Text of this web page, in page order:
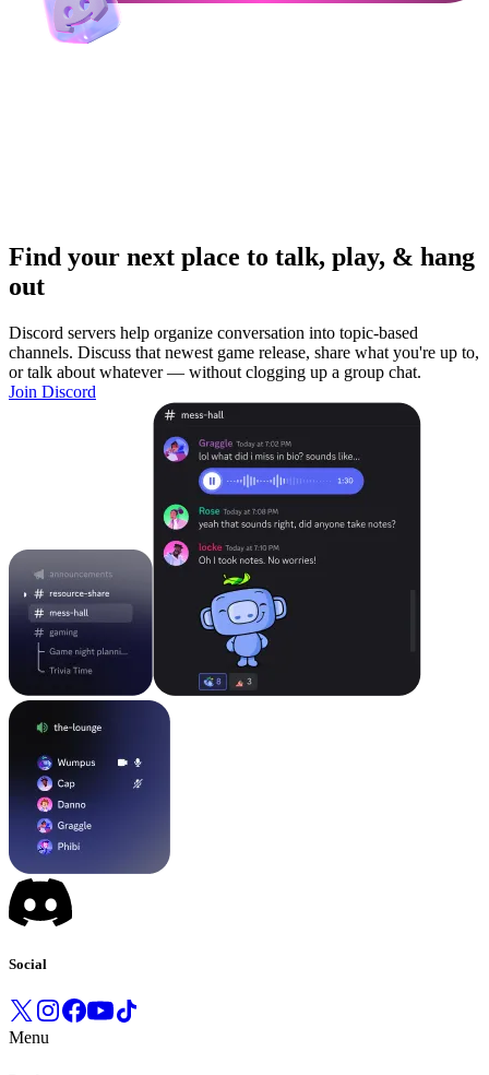
Find your next place to talk, play, & hang
out
Discord servers help organize conversation into topic-based
channels. Discuss that newest game release, share what you're up to,
or talk about whatever — without clogging up a group chat.
Join Discord
Social
Menu